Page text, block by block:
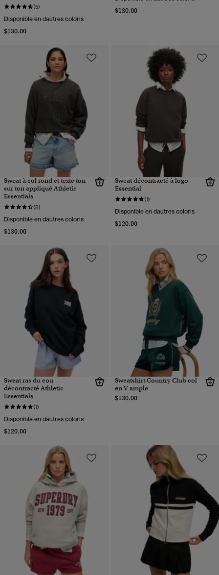
(5)
Disponible en dautres coloris
$130.00
$130.00
Sweat à col rond et texte ton
sur ton appliqué Athletic
Essentials
(2)
Disponible en dautres coloris
$130.00
Sweat décontracté à logo
Essential
(1)
Disponible en dautres coloris
$120.00
Sweat ras du cou
décontracté Athletic
Essentials
(1)
Disponible en dautres coloris
$120.00
Sweatshirt Country Club col
en V ample
$130.00